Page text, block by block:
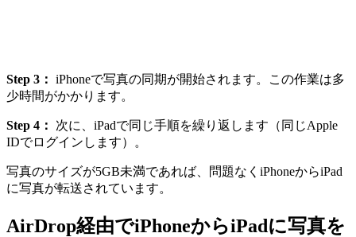
Step 3： iPhoneで写真の同期が開始されます。この作業は多
少時間がかかります。
Step 4：
次に、iPadで同じ手順を繰り返します（同じApple
IDでログインします）。
写真のサイズが5GB未満であれば、問題なくiPhoneからiPad
に写真が転送されています。
AirDrop経由でiPhoneからiPadに写真を